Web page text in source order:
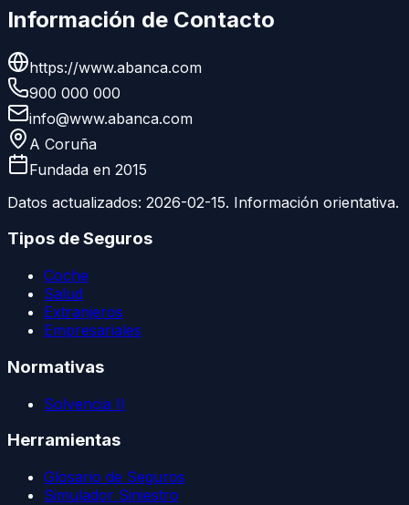
Información de Contacto
https://www.abanca.com
900 000 000
info@www.abanca.com
A Coruña
Fundada en 2015
Datos actualizados: 2026-02-15. Información orientativa.
Tipos de Seguros
Coche
Salud
Extranjeros
Empresariales
Normativas
Solvencia II
Herramientas
Glosario de Seguros
Simulador Siniestro